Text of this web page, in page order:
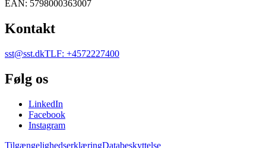
EAN: 5798000363007
Kontakt
sst@sst.dkTLF: +4572227400
Følg os
LinkedIn
Facebook
Instagram
TilgængelighedserklæringDatabeskyttelse